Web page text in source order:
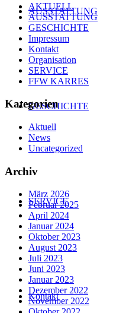
AUSSTATTUNG
GESCHICHTE
SERVICE
Kontakt
AKTUELL
AUSSTATTUNG
GESCHICHTE
Impressum
Kontakt
Organisation
SERVICE
FFW KARRES
Kategorien
Aktuell
News
Uncategorized
Archiv
März 2026
Februar 2025
April 2024
Januar 2024
Oktober 2023
August 2023
Juli 2023
Juni 2023
Januar 2023
Dezember 2022
November 2022